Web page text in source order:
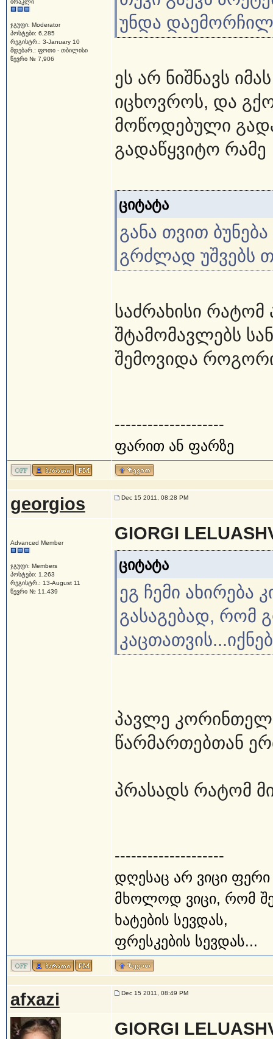
ირაკლი
ჯგუფი: Moderator
პოსტები: 6,285
რეგისტრ.: 3-January 10
მდებარ.: ფოთი - თბილისი
წევრი № 7,906
უნდა
ეს არ ნიშნავს
იცხოვროს, და
მოწოდებული
გადაწყვიტო რამე
ციტატა
განა თვით
გრძლად უშვებს
საძრახისი რატომ
შტამომავლებს
შემოვიდა
--------------------
ფარით ან ფარზე
georgios Dec 15 2011, 08:28 PM
Advanced Member
ჯგუფი: Members
პოსტები: 1,263
რეგისტრ.: 13-August 11
წევრი № 11,439
GIORGI
ციტატა
ეგ ჩემი ახირება
გასაგებად, რომ
პავლე
წარმართებთან
პრასადს რატომ
--------------------
დღესაც არ ვიცი
მხოლოდ ვიცი, რომ
ხატების სევდას,
ფრესკების სევდას...
afxazi Dec 15 2011, 08:49 PM
GIORGI